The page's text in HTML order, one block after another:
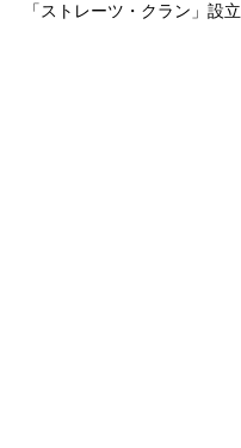
「ストレーツ・クラン」設立